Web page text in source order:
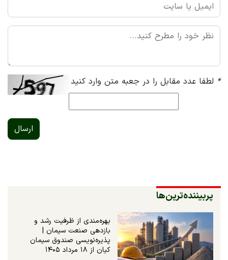
* لطفا عدد مقابل را در جعبه متن وارد کنید
ارسال
پربیننده‌ترین‌ها
بهره‌مندی از ظرفیت رشد و
بازدهی صنعت سیمان |
پذیره‌نویسی صندوق سیمان
کیان از ۱۸ مرداد ۱۴۰۵